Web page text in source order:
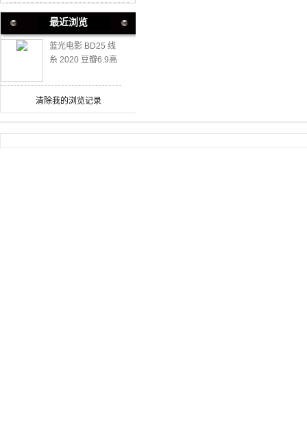
最近浏览
蓝光电影 BD25 线
糸 2020 豆瓣6.9高
清除我的浏览记录